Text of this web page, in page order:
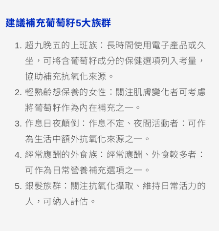
建議補充葡萄籽5大族群
超九晚五的上班族：長時間使用電子產品或久
坐，可將含葡萄籽成分的保健選項列入考量，
協助補充抗氧化來源。
輕熟齡想保養的女性：關注肌膚變化者可考慮
將葡萄籽作為內在補充之一。
作息日夜顛倒：作息不定、夜間活動者：可作
為生活中額外抗氧化來源之一。
經常應酬的外食族：經常應酬、外食較多者：
可作為日常營養補充選項之一。
銀髮族群：關注抗氧化攝取、維持日常活力的
人，可納入評估。